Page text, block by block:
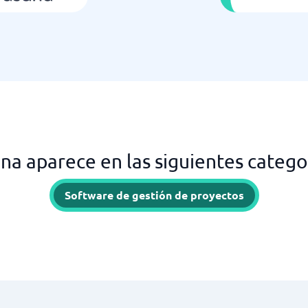
aparece en las siguientes
Software de gestión de proyectos